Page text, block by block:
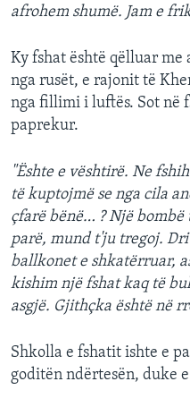
afrohem shumë. Jam e
Ky fshat është qëlluar
nga rusët, e rajonit të
nga fillimi i luftës. Sot në
paprekur.
"Ështe e vështirë. Ne
të kuptojmë se nga cila
çfarë bënë… ? Një
parë, mund t'ju tregoj.
ballkonet e shkatërruar,
kishim një fshat kaq të
asgjë. Gjithçka është në
Shkolla e fshatit ishte e
goditën ndërtesën, duke